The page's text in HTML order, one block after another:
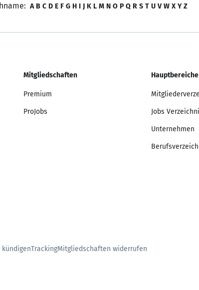
A B C D E F G H I J K L M N O P Q R S T U V W X Y Z
Mitgliedschaften
Premium
ProJobs
Hauptbereiche
Jobs
Unternehmen
TrackingMitgliedschaften widerrufen